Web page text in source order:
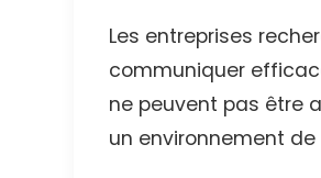
Les entreprises
communiquer
ne peuvent pas être
un environnement